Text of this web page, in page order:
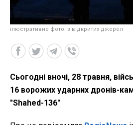
ілюстративне фото: з відкритих джерел
Сьогодні вночі, 28 травня,
16 ворожих ударних дронів-
"Shahed-136"